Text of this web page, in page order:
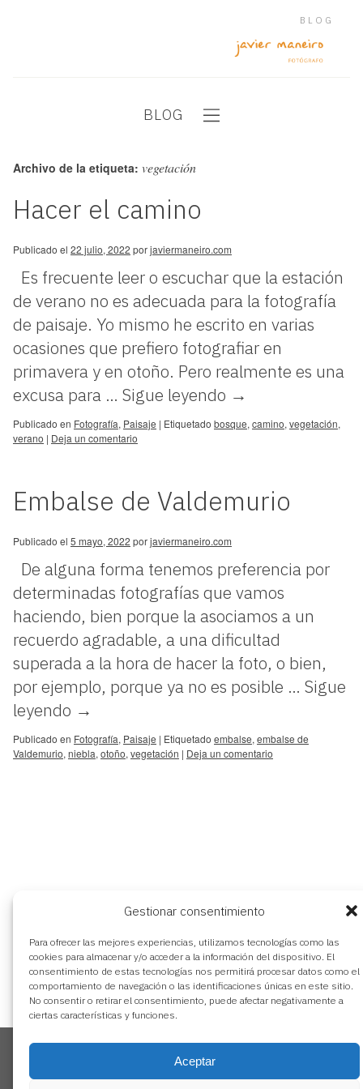
Gestionar consentimiento
Para ofrecer las mejores experiencias, utilizamos tecnologías como las
cookies para almacenar y/o acceder a la información del dispositivo. El
consentimiento de estas tecnologías nos permitirá procesar datos como el
comportamiento de navegación o las identificaciones únicas en este sitio.
No consentir o retirar el consentimiento, puede afectar negativamente a
ciertas características y funciones.
Aceptar
BLOG
BLOG
Archivo de la etiqueta: vegetación
Hacer el camino
Publicado el 22 julio, 2022 porjaviermaneiro.com
Es frecuente leer o escuchar que la estación
de verano no es adecuada para la fotografía
de paisaje. Yo mismo he escrito en varias
ocasiones que prefiero fotografiar en
primavera y en otoño. Pero realmente es una
excusa para … Sigue leyendo →
Publicado en Fotografía, Paisaje | Etiquetado bosque, camino, vegetación,
verano | Deja un comentario
Embalse de Valdemurio
Publicado el 5 mayo, 2022 porjaviermaneiro.com
De alguna forma tenemos preferencia por
determinadas fotografías que vamos
haciendo, bien porque la asociamos a un
recuerdo agradable, a una dificultad
superada a la hora de hacer la foto, o bien,
por ejemplo, porque ya no es posible … Sigue
leyendo →
Publicado en Fotografía, Paisaje | Etiquetado embalse, embalse de
Valdemurio, niebla, otoño, vegetación | Deja un comentario
aviso legal
política de privacidad
política de cookies
Utilizamos cookies propias y de terceros para analizar y gestionar
nuestros contenidos en base a tus hábitos de navegación.
Puedes aceptar todas las cookies pulsando “Aceptar”. Para obtener